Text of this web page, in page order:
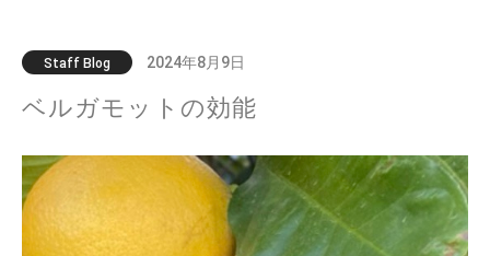
Staff Blog 2024年8月9日
ベルガモットの効能